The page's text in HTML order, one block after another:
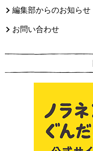
編集部からのお知らせ
お問い合わせ